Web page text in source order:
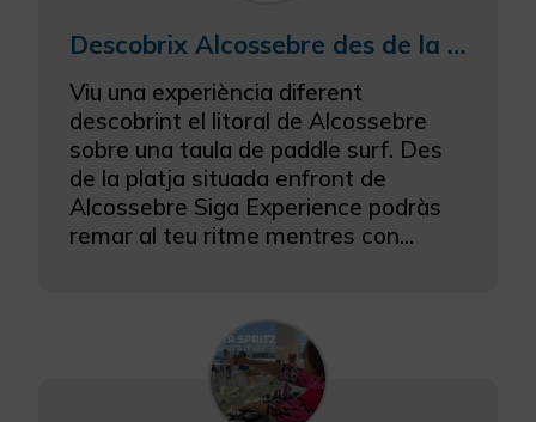
Descobrix Alcossebre des de la mar en paddle surf
Viu una experiència diferent
descobrint el litoral de Alcossebre
sobre una taula de paddle surf. Des
de la platja situada enfront de
Alcossebre Siga Experience podràs
remar al teu ritme mentres con...